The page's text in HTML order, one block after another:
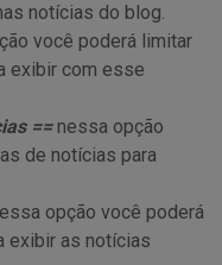
notícias do blog.
você poderá limitar
exibir com esse
==nessa opção
de notícias para
opção você poderá
exibir as notícias